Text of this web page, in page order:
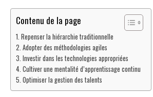
Contenu de la page
Repenser la hiérarchie traditionnelle
Adopter des méthodologies agiles
Investir dans les technologies appropriées
Cultiver une mentalité d’apprentissage continu
Optimiser la gestion des talents